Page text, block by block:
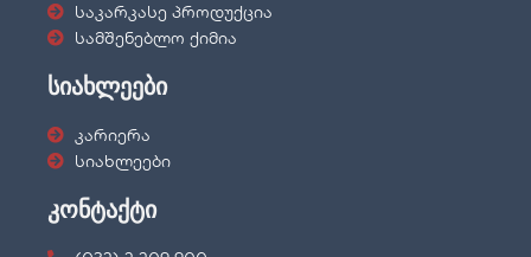
საკარკასე პროდუქცია
სამშენებლო ქიმია
სიახლეები
კარიერა
სიახლეები
კონტაქტი